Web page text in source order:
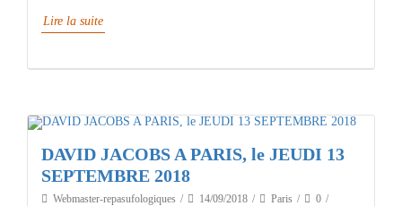
Lire la suite
DAVID JACOBS A PARIS, le JEUDI 13
SEPTEMBRE 2018
Webmaster-repasufologiques 14/09/2018 Paris
0